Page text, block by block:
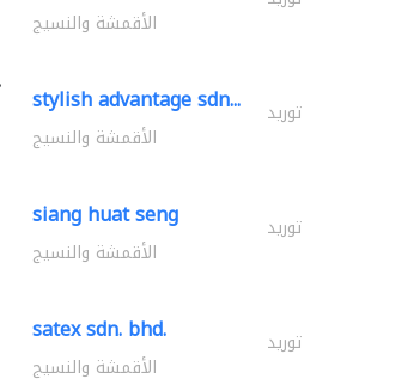
الأقمشة والنسيج
stylish advantage sdn... توريد
الأقمشة والنسيج
siang huat seng توريد
الأقمشة والنسيج
satex sdn. bhd. توريد
الأقمشة والنسيج